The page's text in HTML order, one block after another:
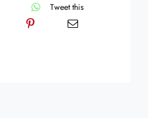
Tweet this